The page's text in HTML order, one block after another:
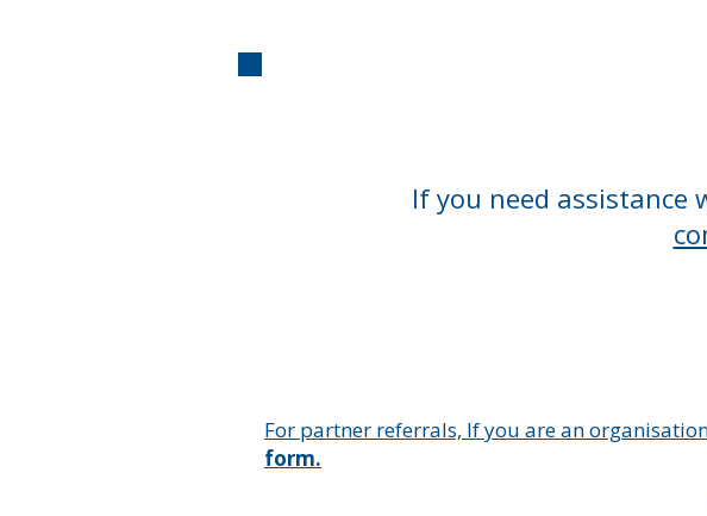
If you need assistance
For partner referrals, If you are an
form.